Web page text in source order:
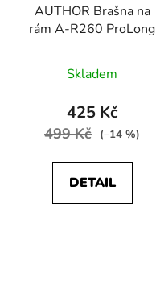
AUTHOR Brašna na
rám A-R260 ProLong
Skladem
425 Kč
499 Kč (–14 %)
DETAIL